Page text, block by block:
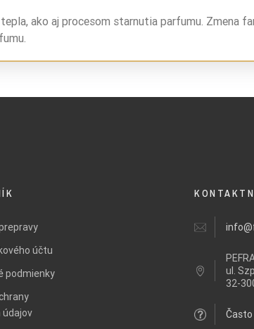
ako aj procesom starnutia parfumu. Zmena
účtu
podmienky
údajov
ul.
32-